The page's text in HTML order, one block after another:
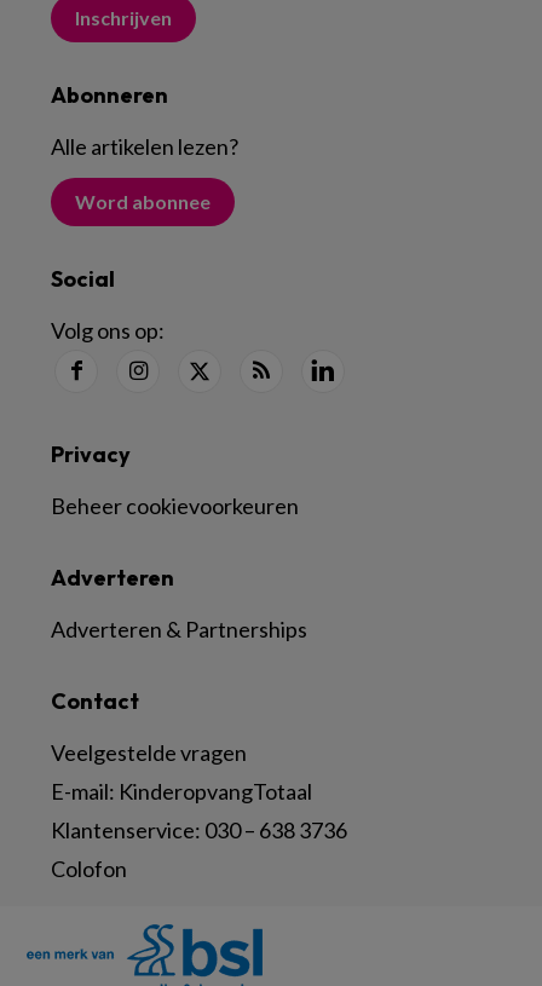
Inschrijven
Abonneren
Alle artikelen lezen?
Word abonnee
Social
Volg ons op:
Contact
Veelgestelde vragen
E-mail: KinderopvangTotaal
Klantenservice: 030 – 638 3736
Colofon
Adverteren
Adverteren & Partnerships
Privacy
Beheer cookievoorkeuren